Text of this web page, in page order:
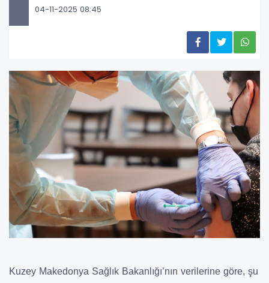
04-11-2025 08:45
Kuzey Makedonya Sağlık Bakanlığı’nın verilerine göre, şu